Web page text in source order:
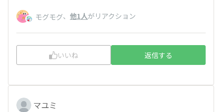
モグモグ、 他1人がリアクション
いいね 返信する
マユミ